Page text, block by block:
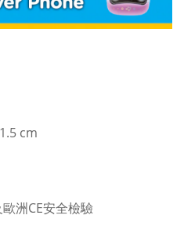
cm
洲CE安全檢驗